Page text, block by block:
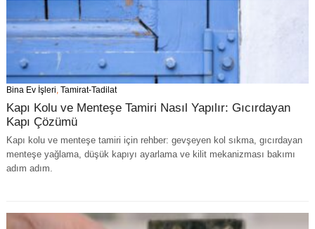
Bina Ev İşleri, Tamirat-Tadilat
Kapı Kolu ve Menteşe Tamiri Nasıl Yapılır: Gıcırdayan
Kapı Çözümü
Kapı kolu ve menteşe tamiri için rehber: gevşeyen kol sıkma, gıcırdayan
menteşe yağlama, düşük kapıyı ayarlama ve kilit mekanizması bakımı
adım adım.